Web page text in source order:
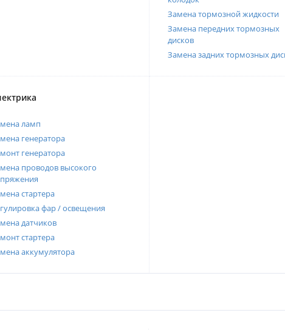
Замена тормозной жидкости
Замена передних тормозных
дисков
Замена задних тормозных
ламп
генератора
генератора
проводов высокого
стартера
фар / освещения
датчиков
стартера
аккумулятора